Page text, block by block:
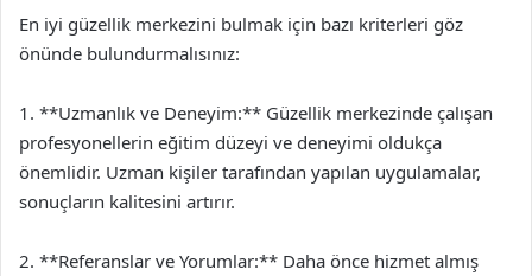
En iyi güzellik merkezini bulmak için bazı kriterleri göz
önünde bulundurmalısınız:
1. **Uzmanlık ve Deneyim:** Güzellik merkezinde çalışan
profesyonellerin eğitim düzeyi ve deneyimi oldukça
önemlidir. Uzman kişiler tarafından yapılan uygulamalar,
sonuçların kalitesini artırır.
2. **Referanslar ve Yorumlar:** Daha önce hizmet almış